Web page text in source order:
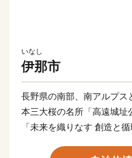
いなし
伊那市
長野県の南部、南アルプス
本三大桜の名所「高遠城址
「未来を織りなす 創造と